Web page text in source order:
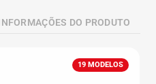
DO PRODUTO
19 MODELOS